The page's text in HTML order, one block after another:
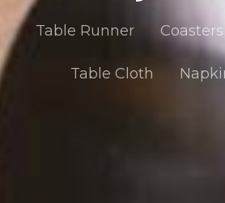
Coasters
Table Runner
Table Cloth